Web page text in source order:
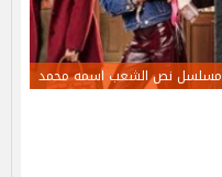
مسلسل نص الشعب اسمه محمد